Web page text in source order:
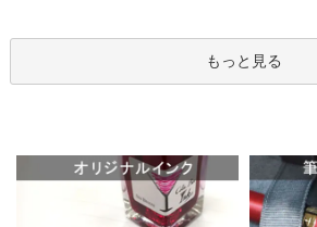
もっと見る